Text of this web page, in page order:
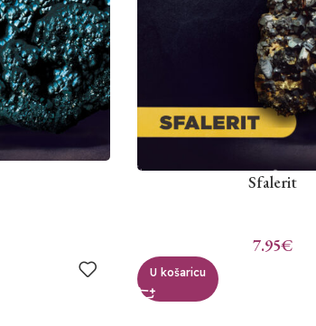
Sfalerit
7.95€
U košaricu